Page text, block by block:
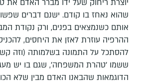
יוצרת ריחוק שעל ידו מברר האדם את
שהוא נאחז בו קודם. ישנם דברים
אותם כשנמצאים בפנים, ורק נקודת
ההרפיה עוזרת לאזן את היחסים,
להסתכל על התמונה בשלמותה (וזה
ששמו 'טהרת המשפחה', שגם בו יש
הדוגמאות שהבאנו האדם מבין שלא